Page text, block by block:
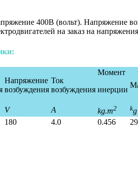
400В (вольт). Напряжение
на заказ на
Напряжение
возбуждения
Ток
возбуждения
Момент
инерции
V A kg.m2 kg
180 4.0 0.456